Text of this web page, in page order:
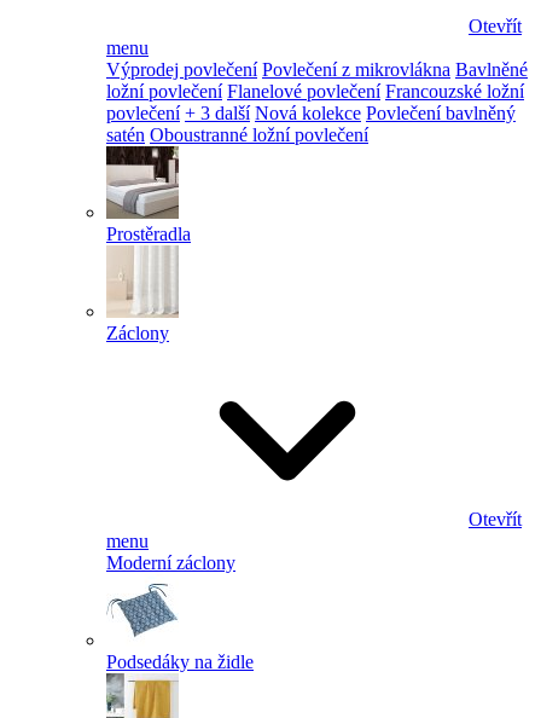
Otevřít
menu
Výprodej povlečení Povlečení z mikrovlákna Bavlněné
ložní povlečení Flanelové povlečení Francouzské ložní
povlečení + 3 další Nová kolekce Povlečení bavlněný
satén Oboustranné ložní povlečení
Prostěradla
Záclony
Otevřít
menu
Moderní záclony
Podsedáky na židle